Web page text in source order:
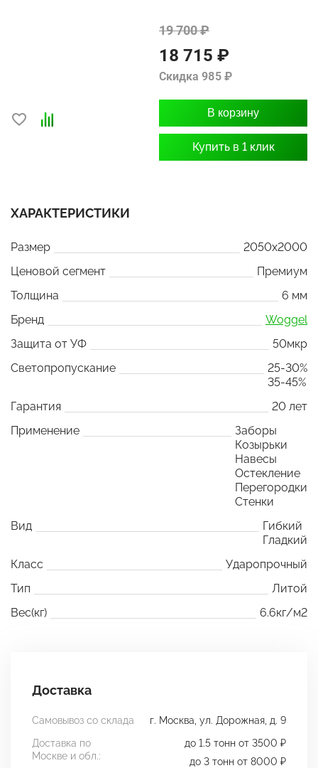
19 700 ₽
18 715 ₽
Скидка 985 ₽
В корзину
Купить в 1 клик
ХАРАКТЕРИСТИКИ
Размер
2050x2000
Ценовой сегмент
Премиум
Толщина
6 мм
Бренд
Woggel
Защита от УФ
50мкр
Светопропускание
25-30%
35-45%
Гарантия
20 лет
Применение
Заборы
Козырьки
Навесы
Остекление
Перегородки
Стенки
Вид
Гибкий
Гладкий
Класс
Ударопрочный
Тип
Литой
Вес(кг)
6.6кг/м2
Доставка
Самовывоз со склада
г. Москва, ул. Дорожная, д. 9
Доставка по
Москве и обл.:
до 1.5 тонн от 3500 ₽
до 3 тонн от 8000 ₽